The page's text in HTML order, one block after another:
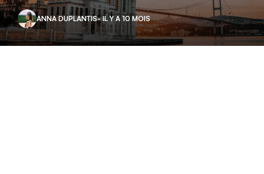
ANNA DUPLANTIS- IL Y A 10 MOIS